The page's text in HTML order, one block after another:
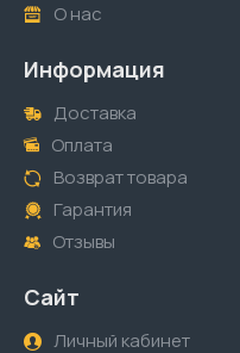
О нас
Информация
Доставка
Оплата
Возврат товара
Гарантия
Отзывы
Сайт
Личный кабинет